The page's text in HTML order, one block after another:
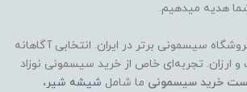
هدیه میدهیم.
سیسمونی برتر در ایران. انتخابی آگاهانه
ارزان. تجربه‌ای خاص از خرید سیسمونی نوزاد
خرید سیسمونی ما شامل شیشه شیر،